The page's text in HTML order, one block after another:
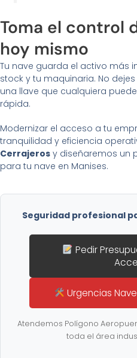
Toma el control
hoy mismo
Tu nave guarda el activo más
stock y tu maquinaria. No
una llave que cualquiera
rápida.
Modernizar el acceso a tu
tranquilidad y eficiencia
Cerrajeros y diseñaremos un
para tu nave en Manises.
Seguridad profesional
Pedir
Urgencias
Atendemos Polígono
toda el área